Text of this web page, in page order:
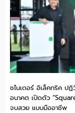
ชไนเดอร์ อิเล็คทริค ปฏิ
อนาคต เปิดตัว
จบสวย แบบมืออาชีพ